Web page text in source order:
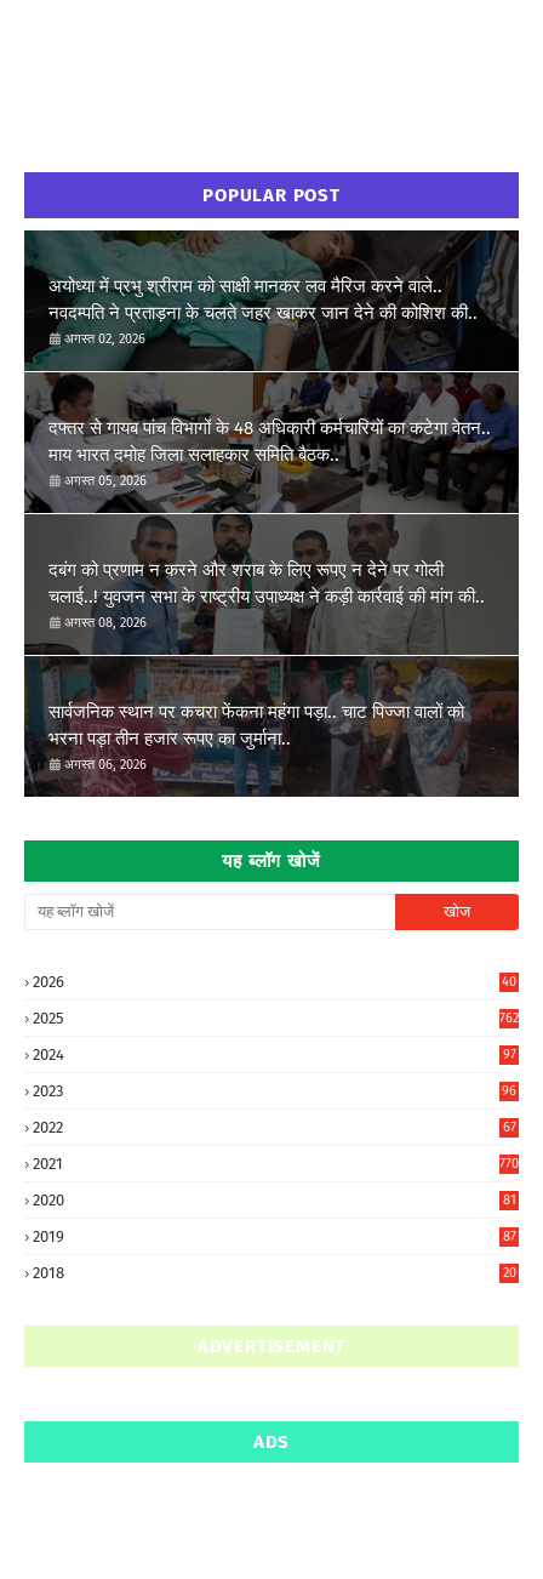
POPULAR POST
अयोध्या में प्रभु श्रीराम को साक्षी मानकर लव मैरिज करने वाले..
नवदम्पति ने प्रताड़ना के चलते जहर खाकर जान देने की कोशिश की..
अगस्त 02, 2026
दफ्तर से गायब पांच विभागों के 48 अधिकारी कर्मचारियों का कटेगा वेतन..
माय भारत दमोह जिला सलाहकार समिति बैठक..
अगस्त 05, 2026
दबंग को प्रणाम न करने और शराब के लिए रूपए न देने पर गोली
चलाई..! युवजन सभा के राष्ट्रीय उपाध्यक्ष ने कड़ी कार्रवाई की मांग की..
अगस्त 08, 2026
सार्वजनिक स्थान पर कचरा फेंकना महंगा पड़ा.. चाट पिज्जा वालों को
भरना पड़ा तीन हजार रूपए का जुर्माना..
अगस्त 06, 2026
यह ब्लॉग खोजें
2026
40
2025 762
2024
97
2023
96
2022
67
2021 770
2020
81
2019
87
2018
20
ADVERTISEMENT
ADS